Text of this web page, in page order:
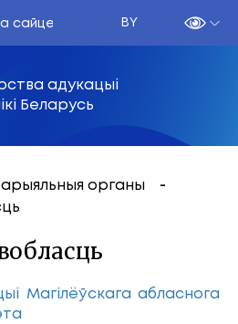
BY
адукацыі
Беларусь
органы
Магілёўскага абласнога